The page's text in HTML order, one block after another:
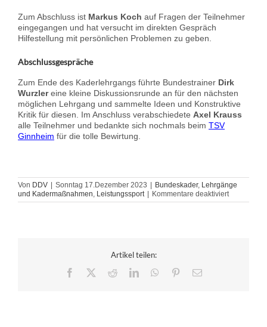
Zum Abschluss ist Markus Koch auf Fragen der Teilnehmer
eingegangen und hat versucht im direkten Gespräch
Hilfestellung mit persönlichen Problemen zu geben.
Abschlussgespräche
Zum Ende des Kaderlehrgangs führte Bundestrainer Dirk
Wurzlereine kleine Diskussionsrunde an für den nächsten
möglichen Lehrgang und sammelte Ideen und Konstruktive
Kritik für diesen. Im Anschluss verabschiedete Axel Krauss
alle Teilnehmer und bedankte sich nochmals beim TSV
Ginnheim für die tolle Bewirtung.
Von DDV Sonntag 17.Dezember 2023 Bundeskader, Lehrgänge
und Kadermaßnahmen, Leistungssport Kommentare deaktiviertfür
DDV
Artikel teilen:
Facebook
RedditLinkedInWhatsApp
Pinterest
E-